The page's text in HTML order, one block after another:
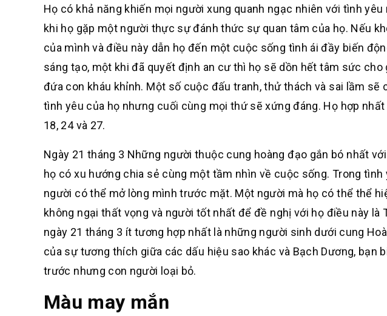
Họ có khả năng khiến mọi người xung quanh ngạc nhiên với tình
khi họ gặp một người thực sự đánh thức sự quan tâm của họ. Nếu
của mình và điều này dẫn họ đến một cuộc sống tình ái đầy biến
sáng tạo, một khi đã quyết định an cư thì họ sẽ dồn hết tâm sức
đứa con kháu khỉnh. Một số cuộc đấu tranh, thử thách và sai lầm
tình yêu của họ nhưng cuối cùng mọi thứ sẽ xứng đáng. Họ hợp
18, 24 và 27.
Ngày 21 tháng 3 Những người thuộc cung hoàng đạo gắn bó nhất
họ có xu hướng chia sẻ cùng một tầm nhìn về cuộc sống. Trong
người có thể mở lòng mình trước mặt. Một người mà họ có thể thể
không ngại thất vọng và người tốt nhất để đề nghị với họ điều này là
ngày 21 tháng 3 ít tương hợp nhất là những người sinh dưới cung
của sự tương thích giữa các dấu hiệu sao khác và Bạch Dương, bạn
trước nhưng con người loại bỏ.
Màu may mắn